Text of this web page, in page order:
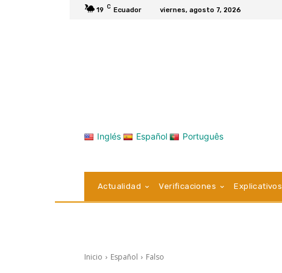
19 C Ecuador viernes, agosto 7, 2026
Inglés Español Português
Actualidad Verificaciones Explicativos
Inicio Español Falso